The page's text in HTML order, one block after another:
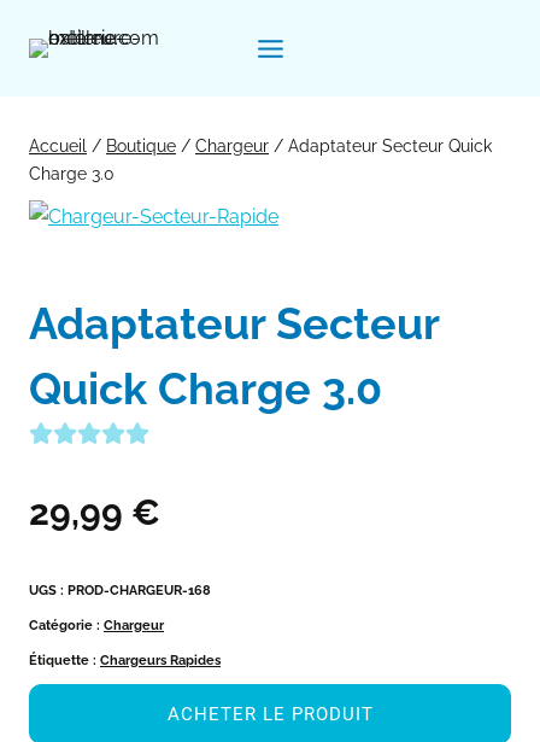
Accueil / Boutique / Chargeur / Adaptateur Secteur Quick
Charge 3.0
Adaptateur Secteur
Quick Charge 3.0
29,99 €
UGS : PROD-CHARGEUR-168
Catégorie : Chargeur
Étiquette : Chargeurs Rapides
ACHETER LE PRODUIT